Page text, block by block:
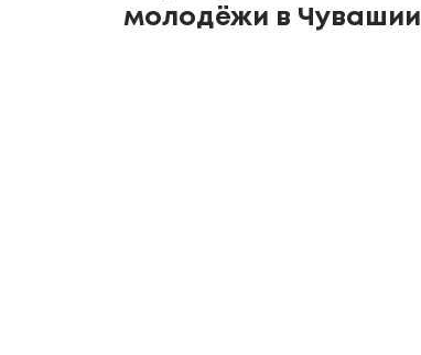
молодёжи в Чувашии